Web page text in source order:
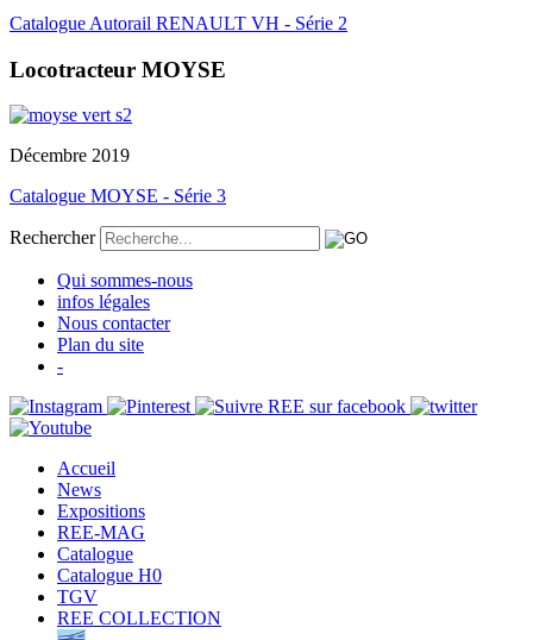
Catalogue Autorail RENAULT VH - Série 2
Locotracteur MOYSE
Décembre 2019
Catalogue MOYSE - Série 3
Rechercher
Qui sommes-nous
infos légales
Nous contacter
Plan du site
-
Accueil
News
Expositions
REE-MAG
Catalogue
Catalogue H0
TGV
REE COLLECTION